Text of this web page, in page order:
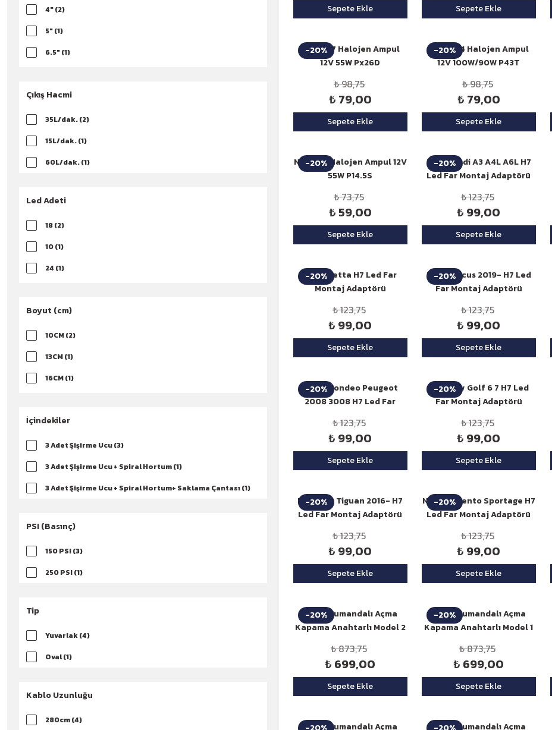
4" (2)
5" (1)
6.5" (1)
Çıkış Hacmi
35L/dak. (2)
15L/dak. (1)
60L/dak. (1)
Led Adeti
18 (2)
10 (1)
24 (1)
Boyut (cm)
10CM (2)
13CM (1)
16CM (1)
İçindekiler
3 Adet Şişirme Ucu (3)
3 Adet Şişirme Ucu + Spiral Hortum (1)
3 Adet Şişirme Ucu + Spiral Hortum+ Saklama Çantası (1)
PSI (Basınç)
150 PSI (3)
250 PSI (1)
Tip
Yuvarlak (4)
Oval (1)
Kablo Uzunluğu
280cm (4)
Sepete Ekle Sepete Ekle
-20%
Niken H7 Halojen Ampul
12V 55W Px26D
₺ 98,75
₺ 79,00
Sepete Ekle
-20%
Niken H4 Halojen Ampul
12V 100W/90W P43T
₺ 98,75
₺ 79,00
Sepete Ekle
-20%
Niken H1 Halojen Ampul 12V
55W P14.5S
₺ 73,75
₺ 59,00
Sepete Ekle
-20%
Niken Audi A3 A4L A6L H7
Led Far Montaj Adaptörü
₺ 123,75
₺ 99,00
Sepete Ekle
-20%
Niken Jetta H7 Led Far
Montaj Adaptörü
₺ 123,75
₺ 99,00
Sepete Ekle
-20%
Niken Focus 2019- H7 Led
Far Montaj Adaptörü
₺ 123,75
₺ 99,00
Sepete Ekle
-20%
Niken Mondeo Peugeot
2008 3008 H7 Led Far
₺ 123,75
₺ 99,00
Sepete Ekle
-20%
Niken Vw Golf 6 7 H7 Led
Far Montaj Adaptörü
₺ 123,75
₺ 99,00
Sepete Ekle
-20%
Niken Vw Tiguan 2016- H7
Led Far Montaj Adaptörü
₺ 123,75
₺ 99,00
Sepete Ekle
-20%
Niken Sorento Sportage H7
Led Far Montaj Adaptörü
₺ 123,75
₺ 99,00
Sepete Ekle
-20%
Niken Kumandalı Açma
Kapama Anahtarlı Model 2
₺ 873,75
₺ 699,00
Sepete Ekle
-20%
Niken Kumandalı Açma
Kapama Anahtarlı Model 1
₺ 873,75
₺ 699,00
Sepete Ekle
Niken Kumandalı Açma
Niken Kumandalı Açma